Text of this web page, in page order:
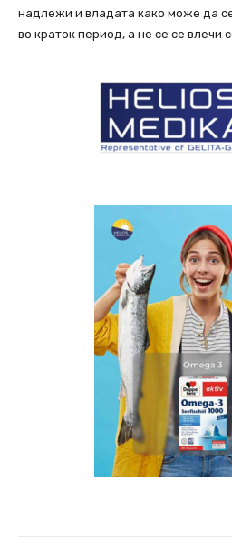
надлежи и владата како може да
во краток период, а не се се влечи